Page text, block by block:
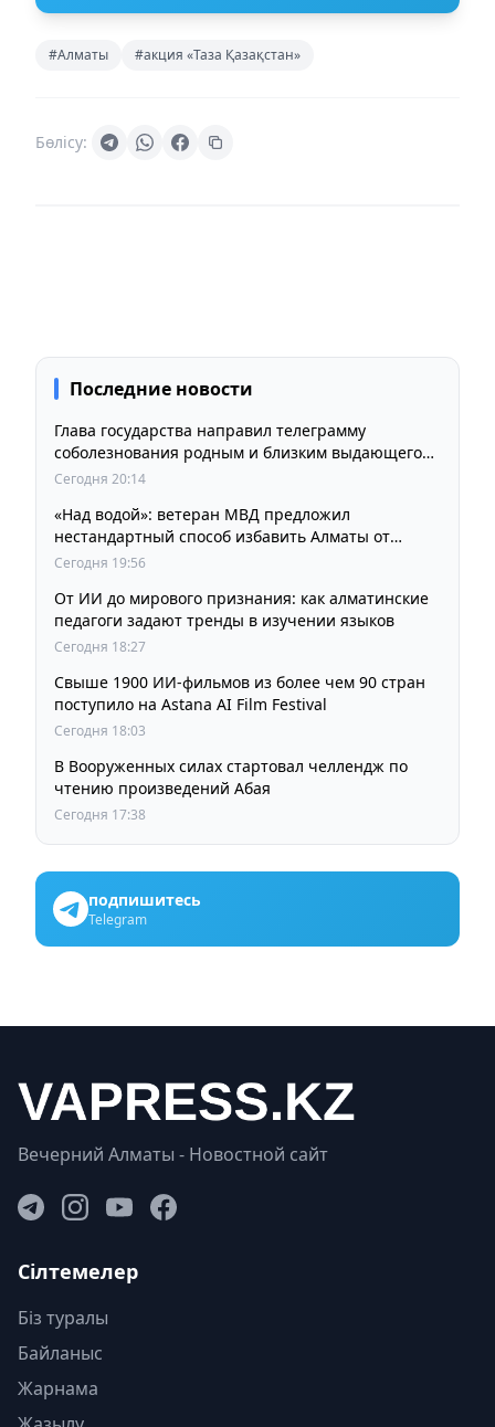
#Алматы #акция «Таза Қазақстан»
Бөлісу:
Последние новости
Глава государства направил телеграмму
соболезнования родным и близким выдающегося
кинорежиссера Ардака Амиркулова
Сегодня 20:14
«Над водой»: ветеран МВД предложил
нестандартный способ избавить Алматы от
пробок и смога
Сегодня 19:56
От ИИ до мирового признания: как алматинские
педагоги задают тренды в изучении языков
Сегодня 18:27
Свыше 1900 ИИ-фильмов из более чем 90 стран
поступило на Astana AI Film Festival
Сегодня 18:03
В Вооруженных силах стартовал челлендж по
чтению произведений Абая
Сегодня 17:38
подпишитесь
Telegram
Вечерний Алматы - Новостной сайт
Сілтемелер
Біз туралы
Байланыс
Жарнама